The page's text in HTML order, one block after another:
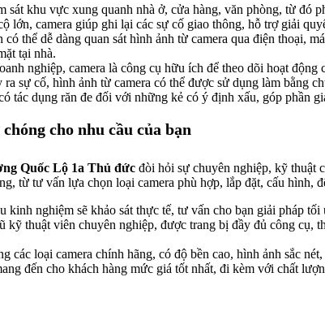
sát khu vực xung quanh nhà ở, cửa hàng, văn phòng, từ đó
camera giúp ghi lại các sự cố giao thông, hỗ trợ giải
thể dễ dàng quan sát hình ảnh từ camera qua điện thoại,
tại nhà.
nghiệp, camera là công cụ hữu ích để theo dõi hoạt
sự cố, hình ảnh từ camera có thể được sử dụng làm bằng
tác dụng răn đe đối với những kẻ có ý định xấu, góp phần
cho nhu cầu của bạn
Quốc Lộ 1a Thủ đức đòi hỏi sự chuyên nghiệp, kỹ thuật
từ tư vấn lựa chọn loại camera phù hợp, lắp đặt, cấu hình,
nghiệm sẽ khảo sát thực tế, tư vấn cho bạn giải pháp
kỹ thuật viên chuyên nghiệp, được trang bị đầy đủ công cụ,
các loại camera chính hãng, có độ bền cao, hình ảnh sắc
đến cho khách hàng mức giá tốt nhất, đi kèm với chất